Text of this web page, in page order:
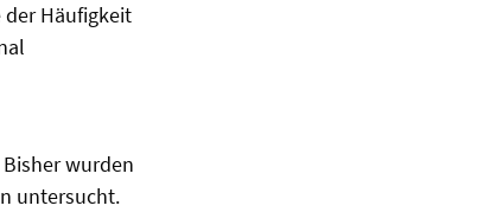
Häufigkeit
wurden
untersucht.